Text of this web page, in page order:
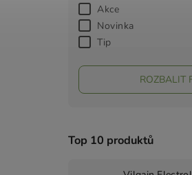
Akce
Novinka
Tip
ROZBALIT
Top 10 produktů